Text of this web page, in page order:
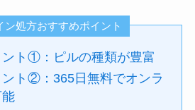
ン処方おすすめポイント
ト①：ピルの種類が豊富
ト②：365日無料でオンラ